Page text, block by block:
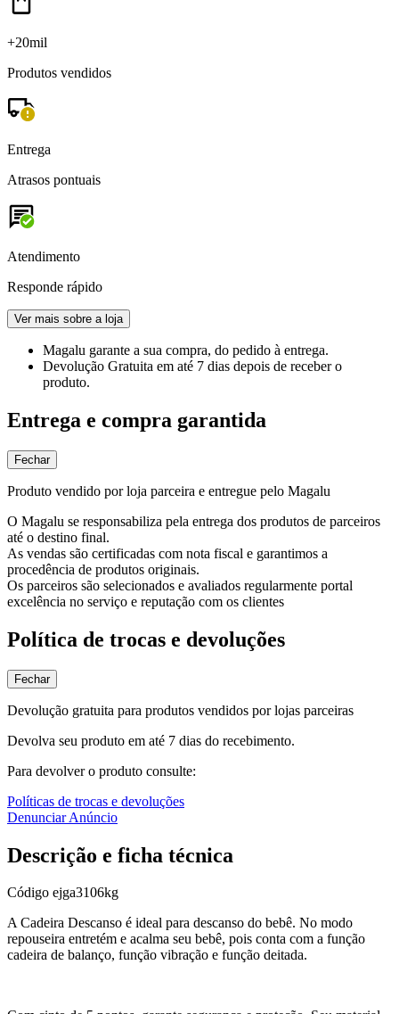
+20mil
Produtos vendidos
Entrega
Atrasos pontuais
Atendimento
Responde rápido
Ver mais sobre a loja
Magalu garante a sua compra, do pedido à entrega.
Devolução Gratuita em até 7 dias depois de receber o
produto.
Entrega e compra garantida
Fechar
Produto vendido por loja parceira e entregue pelo Magalu
O Magalu se responsabiliza pela entrega dos produtos de parceiros
até o destino final.
As vendas são certificadas com nota fiscal e garantimos a
procedência de produtos originais.
Os parceiros são selecionados e avaliados regularmente portal
excelência no serviço e reputação com os clientes
Política de trocas e devoluções
Fechar
Devolução gratuita para produtos vendidos por lojas parceiras
Devolva seu produto em até 7 dias do recebimento.
Para devolver o produto consulte:
Políticas de trocas e devoluções
Denunciar Anúncio
Descrição e ficha técnica
Código ejga3106kg
A Cadeira Descanso é ideal para descanso do bebê. No modo
repouseira entretém e acalma seu bebê, pois conta com a função
cadeira de balanço, função vibração e função deitada.